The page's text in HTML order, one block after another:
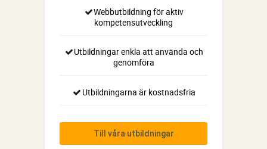
Webbutbildning för aktiv
kompetensutveckling
Utbildningar enkla att använda och
genomföra
Utbildningarna är kostnadsfria
Till våra utbildningar